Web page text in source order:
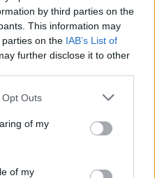
by third parties on the
This information may
on the IAB’s List of
further disclose it to other
Outs
of my
of my
and the Google